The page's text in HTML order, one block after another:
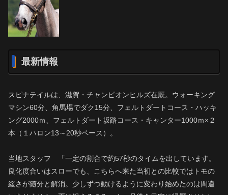
最新情報
スピナテイルは、滋賀・チャンピオンヒルズ在厩。ウォーキング
マシン60分、角馬場でダク15分、フェルトダートコース・ハッキ
ング2000ｍ、フェルトダート坂路コース・キャンター1000ｍ×２
本（１ハロン13～20秒ペース）。
当地スタッフ 「一定の割合で約57秒のタイムを出しています。
良化度合いはスローでも、こちらへ来た当初との比較ではトモの
緩さが随分と解消。少しずつ動けるように変わり始めたのは間違